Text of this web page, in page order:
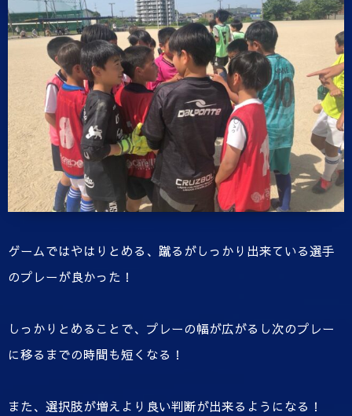
ゲームではやはりとめる、蹴るがしっかり出来ている選手
のプレーが良かった！
しっかりとめることで、プレーの幅が広がるし次のプレー
に移るまでの時間も短くなる！
また、選択肢が増えより良い判断が出来るようになる！